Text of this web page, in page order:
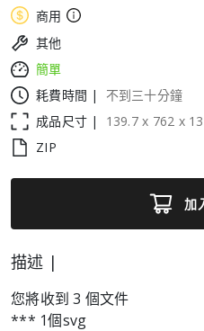
商用
其他
簡單
耗費時間 |
不到三十分鐘
成品尺寸 |
139.7x 762 x
ZIP
加
描述 |
您將收到 3 個文件
*** 1個svg